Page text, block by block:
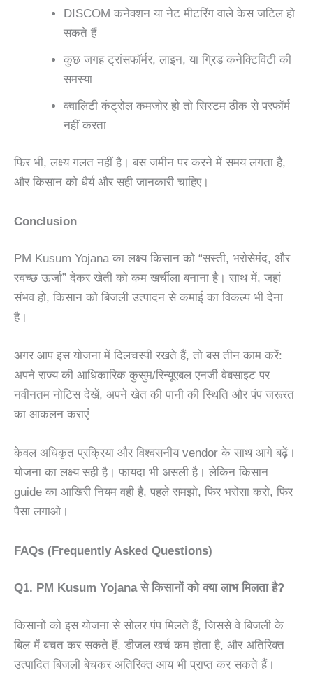
DISCOM कनेक्शन या नेट मीटरिंग वाले केस जटिल हो
सकते हैं
कुछ जगह ट्रांसफॉर्मर, लाइन, या ग्रिड कनेक्टिविटी की
समस्या
क्वालिटी कंट्रोल कमजोर हो तो सिस्टम ठीक से परफॉर्म
नहीं करता
फिर भी, लक्ष्य गलत नहीं है। बस जमीन पर करने में समय लगता है,
और किसान को धैर्य और सही जानकारी चाहिए।
Conclusion
PM Kusum Yojana का लक्ष्य किसान को “सस्ती, भरोसेमंद, और
स्वच्छ ऊर्जा” देकर खेती को कम खर्चीला बनाना है। साथ में, जहां
संभव हो, किसान को बिजली उत्पादन से कमाई का विकल्प भी देना
है।
अगर आप इस योजना में दिलचस्पी रखते हैं, तो बस तीन काम करें:
अपने राज्य की आधिकारिक कुसुम/रिन्यूएबल एनर्जी वेबसाइट पर
नवीनतम नोटिस देखें, अपने खेत की पानी की स्थिति और पंप जरूरत
का आकलन कराएं
केवल अधिकृत प्रक्रिया और विश्वसनीय vendor के साथ आगे बढ़ें।
योजना का लक्ष्य सही है। फायदा भी असली है। लेकिन किसान
guide का आखिरी नियम वही है, पहले समझो, फिर भरोसा करो, फिर
पैसा लगाओ।
FAQs (Frequently Asked Questions)
Q1. PM Kusum Yojana से किसानों को क्या लाभ मिलता है?
किसानों को इस योजना से सोलर पंप मिलते हैं, जिससे वे बिजली के
बिल में बचत कर सकते हैं, डीजल खर्च कम होता है, और अतिरिक्त
उत्पादित बिजली बेचकर अतिरिक्त आय भी प्राप्त कर सकते हैं।